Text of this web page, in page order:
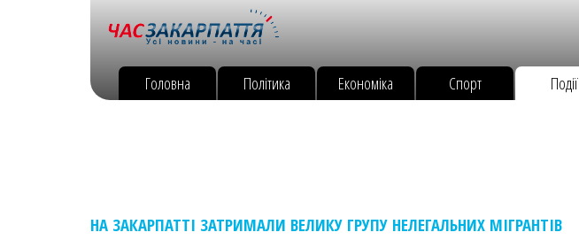
Головна Політика Економіка Спорт Події
НА ЗАКАРПАТТІ ЗАТРИМАЛИ ВЕЛИКУ ГРУПУ НЕЛЕГАЛЬНИХ МІГРАНТІВ